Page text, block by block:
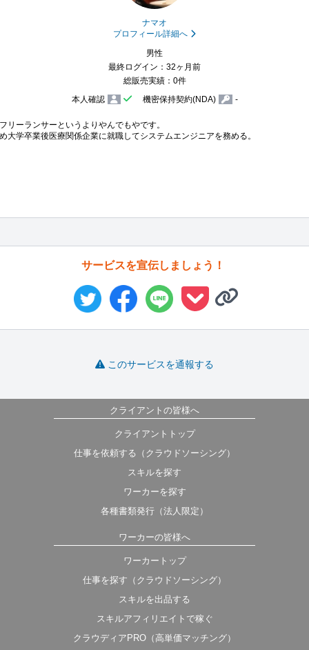
ナマオ
プロフィール詳細へ
男性
最終ログイン：32ヶ月前
総販売実績：0件
本人確認
機密保持契約(NDA) -
リーランサーというよりやんでもやです。
大学卒業後医療関係企業に就職してシステムエンジニアを務める。
サービスを宣伝しましょう！
このサービスを通報する
クライアントの皆様へ
クライアントトップ
仕事を依頼する（クラウドソーシング）
スキルを探す
ワーカーを探す
各種書類発行（法人限定）
ワーカーの皆様へ
ワーカートップ
仕事を探す（クラウドソーシング）
スキルを出品する
スキルアフィリエイトで稼ぐ
クラウディアPRO（高単価マッチング）